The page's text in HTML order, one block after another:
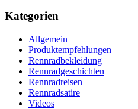
Kategorien
Allgemein
Produktempfehlungen
Rennradbekleidung
Rennradgeschichten
Rennradreisen
Rennradsatire
Videos